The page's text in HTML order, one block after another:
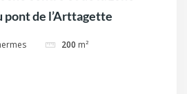
pont de l’Arttagette
200 m²